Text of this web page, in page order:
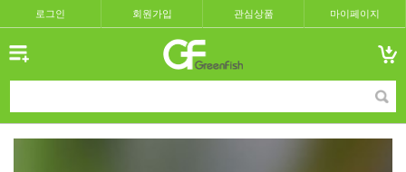
로그인 회원가입 관심상품 마이페이지